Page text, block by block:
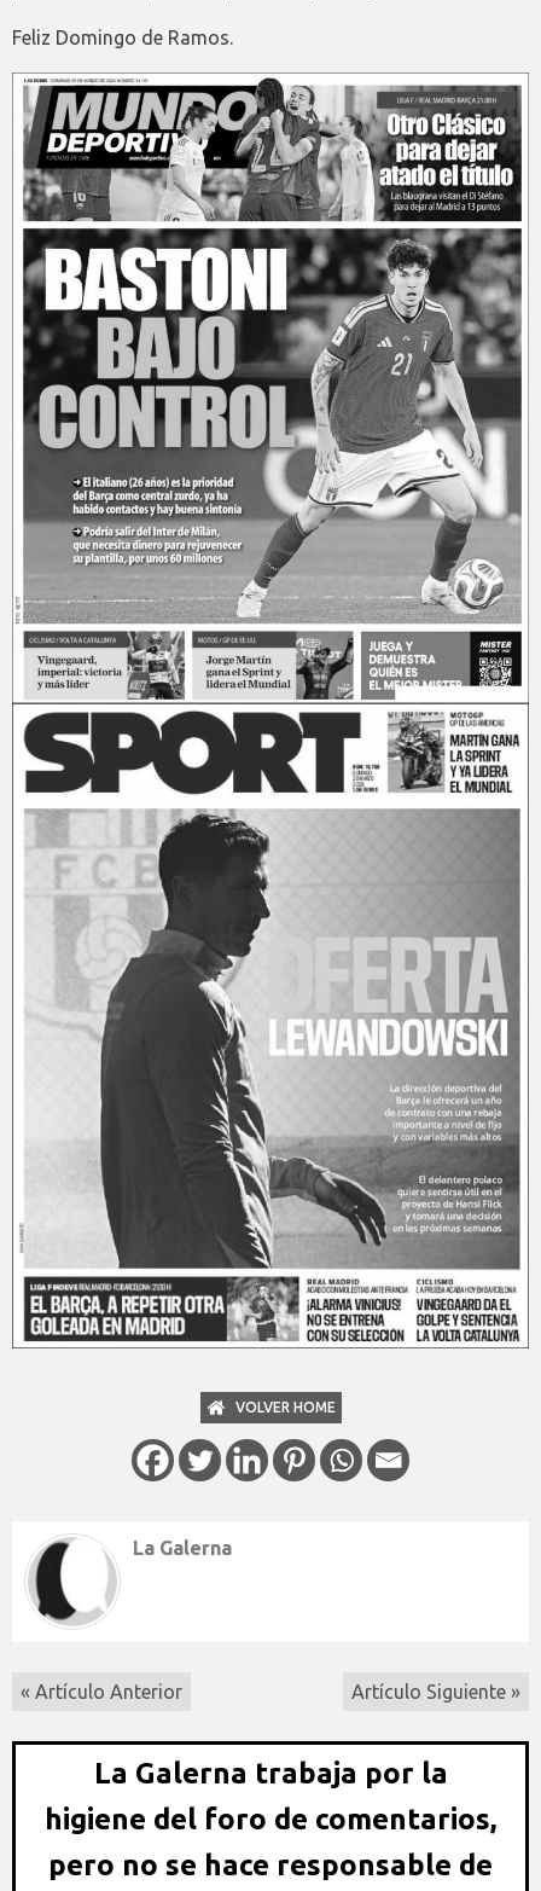
Feliz Domingo de Ramos.
VOLVER HOME
La Galerna
« Artículo Anterior Artículo Siguiente »
La Galerna trabaja por la
higiene del foro de comentarios,
pero no se hace responsable de